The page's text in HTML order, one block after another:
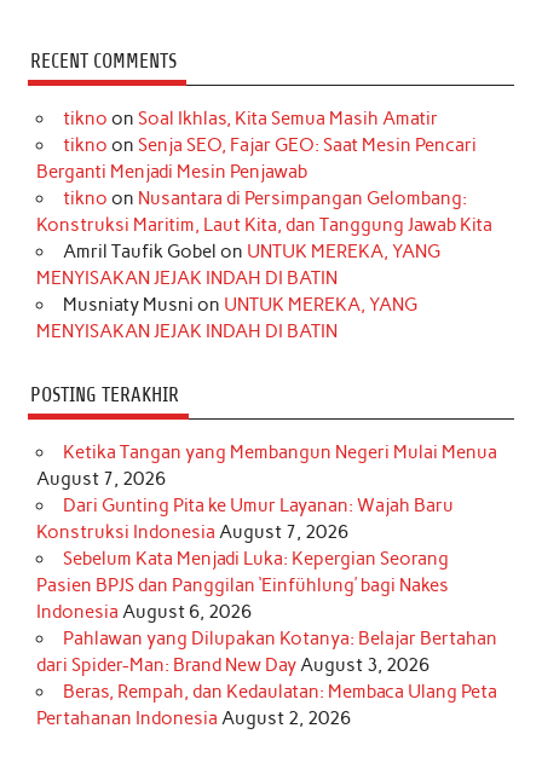
c
e
b
o
k
s
t
a
r
a
m
k
T
o
k
t
e
r
e
s
t
k
e
d
I
n
t
t
r
T
u
e
RECENT COMMENTS
tikno on Soal Ikhlas, Kita Semua Masih Amatir
tikno on Senja SEO, Fajar GEO: Saat Mesin Pencari
Berganti Menjadi Mesin Penjawab
tikno on Nusantara di Persimpangan Gelombang:
Konstruksi Maritim, Laut Kita, dan Tanggung Jawab Kita
Amril Taufik Gobel on UNTUK MEREKA, YANG
MENYISAKAN JEJAK INDAH DI BATIN
Musniaty Musni on UNTUK MEREKA, YANG
MENYISAKAN JEJAK INDAH DI BATIN
POSTING TERAKHIR
Ketika Tangan yang Membangun Negeri Mulai Menua
August 7, 2026
Dari Gunting Pita ke Umur Layanan: Wajah Baru
Konstruksi Indonesia August 7, 2026
Sebelum Kata Menjadi Luka: Kepergian Seorang
Pasien BPJS dan Panggilan ‘Einfühlung’ bagi Nakes
Indonesia August 6, 2026
Pahlawan yang Dilupakan Kotanya: Belajar Bertahan
dari Spider-Man: Brand New DayAugust 3, 2026
Beras, Rempah, dan Kedaulatan: Membaca Ulang Peta
Pertahanan Indonesia August 2, 2026